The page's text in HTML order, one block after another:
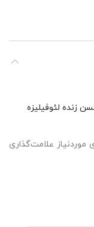
زنده لئوفیلیزه
علامت‌گذاری